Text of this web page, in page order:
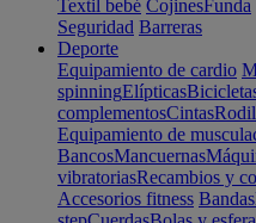
Textil bebé CojinesFunda
Seguridad Barreras
Deporte
Equipamiento de cardio
spinningElípticas
complementosCintas
Equipamiento de
BancosMancuernas
vibratoriasRecambios y
Accesorios fitness Bandas